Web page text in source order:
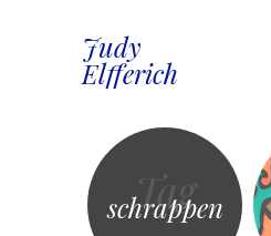
Judy
Elfferich
Spring
naar
Tag
schrappen